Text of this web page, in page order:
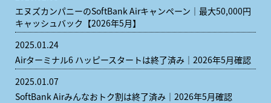
エヌズカンパニーのSoftBank Airキャンペーン｜最大50,000円
キャッシュバック【2026年5月】
2025.01.24
Airターミナル6 ハッピースタートは終了済み｜2026年5月確認
2025.01.07
SoftBank Airみんなおトク割は終了済み｜2026年5月確認